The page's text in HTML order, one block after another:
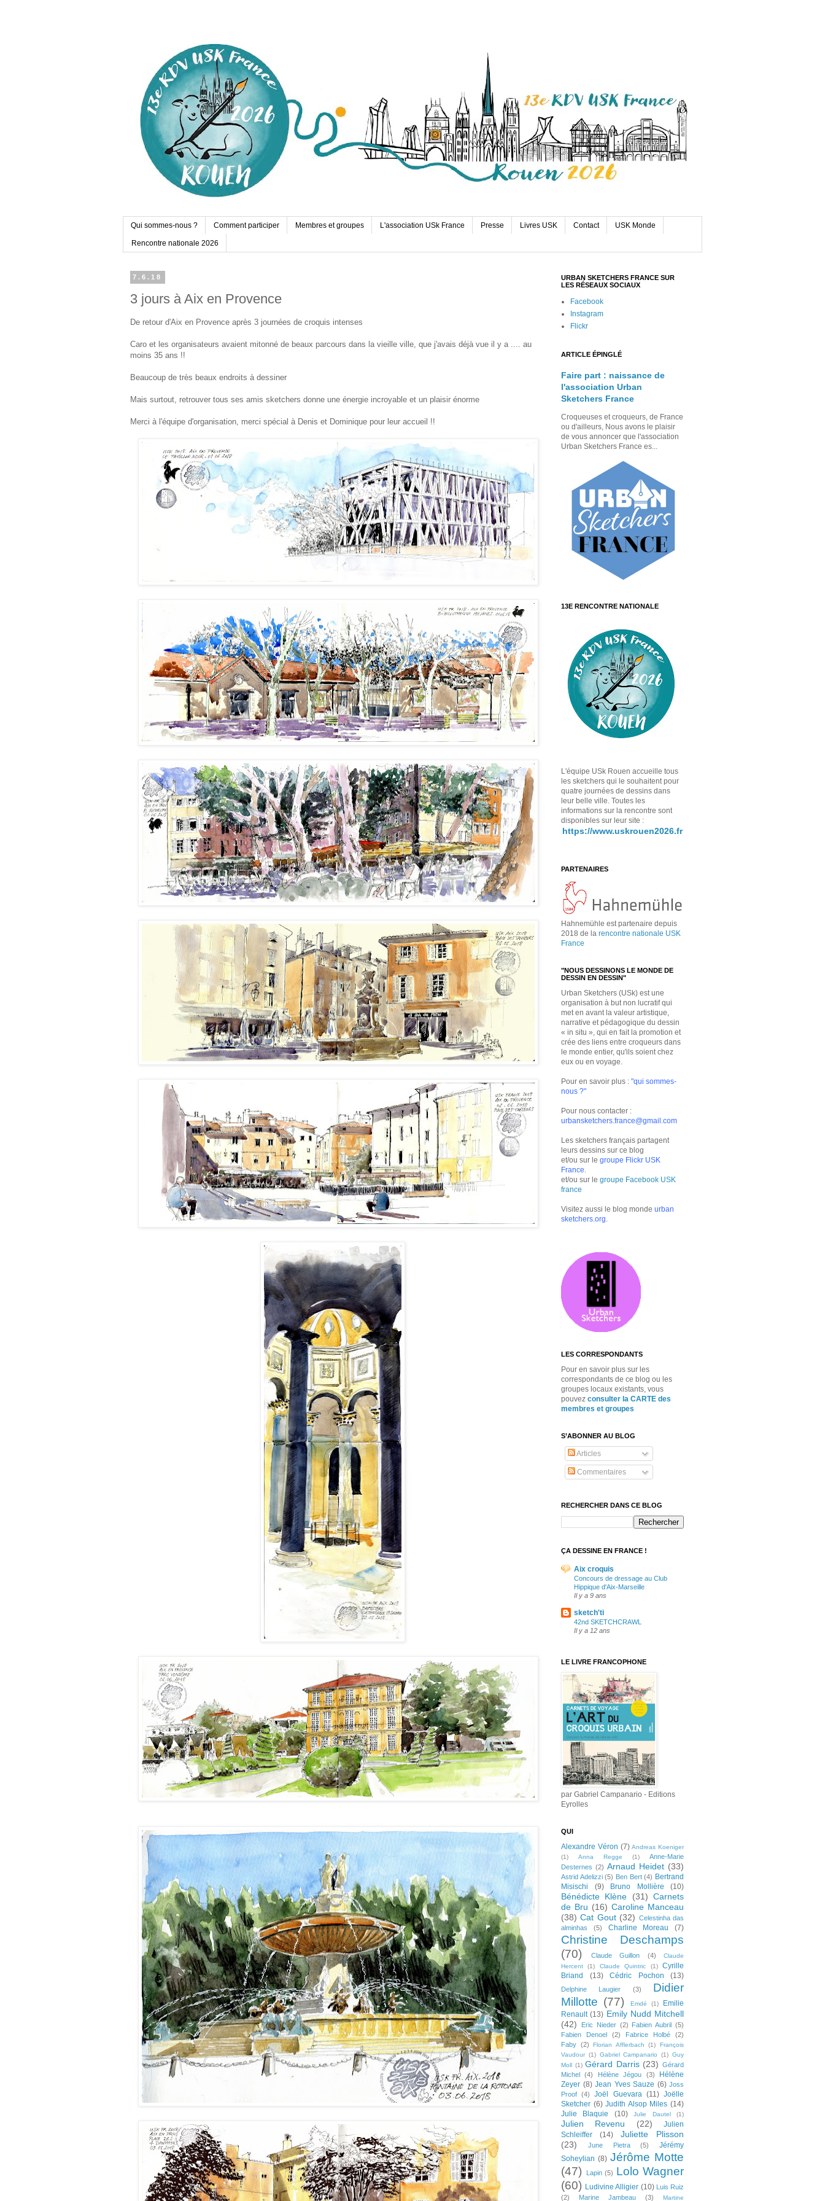
Qui sommes-nous ? Comment participer Membres et groupes L'association USk France Presse Livres USK Contact USK Monde
Rencontre nationale 2026
7.6.18
3 jours à Aix en Provence
De retour d'Aix en Provence après 3 journées de croquis intenses
Caro et les organisateurs avaient mitonné de beaux parcours dans la vieille ville, que j'avais déjà vue il y a .... au
moins 35 ans !!
Beaucoup de très beaux endroits à dessiner
Mais surtout, retrouver tous ses amis sketchers donne une énergie incroyable et un plaisir énorme
Merci à l'équipe d'organisation, merci spécial à Denis et Dominique pour leur accueil !!
URBAN SKETCHERS FRANCE SUR
LES RÉSEAUX SOCIAUX
Facebook
Instagram
Flickr
ARTICLE ÉPINGLÉ
Faire part : naissance de
l'association Urban
Sketchers France
Croqueuses et croqueurs, de France
ou d'ailleurs, Nous avons le plaisir
de vous annoncer que l'association
Urban Sketchers France es...
13E RENCONTRE NATIONALE
L'équipe USk Rouen accueille tous
les sketchers qui le souhaitent pour
quatre journées de dessins dans
leur belle ville. Toutes les
informations sur la rencontre sont
disponibles sur leur site :
https://www.uskrouen2026.fr
PARTENAIRES
Hahnemühle est partenaire depuis
2018 de la rencontre nationale USK
France
"NOUS DESSINONS LE MONDE DE
DESSIN EN DESSIN"
Urban Sketchers (USk) est une
organisation à but non lucratif qui
met en avant la valeur artistique,
narrative et pédagogique du dessin
« in situ », qui en fait la promotion et
crée des liens entre croqueurs dans
le monde entier, qu'ils soient chez
eux ou en voyage.
Pour en savoir plus : "qui sommes-
nous ?"
Pour nous contacter :
urbansketchers.france@gmail.com
Les sketchers français partagent
leurs dessins sur ce blog
et/ou sur le groupe Flickr USK
France
et/ou sur le groupe Facebook USK
france
Visitez aussi le blog monde urban
sketchers.org
LES CORRESPONDANTS
Pour en savoir plus sur les
correspondants de ce blog ou les
groupes locaux existants, vous
pouvez consulter la CARTE des
membres et groupes
S’ABONNER AU BLOG
Articles
Commentaires
RECHERCHER DANS CE BLOG
ÇA DESSINE EN FRANCE !
Aix croquis
Concours de dressage au Club
Hippique d'Aix-Marseille
Il y a 9 ans
sketch'ti
42nd SKETCHCRAWL
Il y a 12 ans
LE LIVRE FRANCOPHONE
par Gabriel Campanario - Editions
Eyrolles
QUI
Alexandre Véron (7) Andreas Koeniger
(1)
Anna Regge (1)
Anne-Marie
Desternes (2) Arnaud Heidet (33)
Astrid Adelizzi (5) Ben Bert (4) Bertrand
Misischi
(9) Bruno Mollière (10)
Bénédicte Klène (31) Carnets
de Bru (16) Caroline Manceau
(38) Cat Gout (32) Celestinha das
alminhas
(5) Charline Moreau (7)
Christine Deschamps
(70)
Claude Guillon (4)
Claude
Hercent
(1) Claude Quintric (1)
Cyrille
Briand
(13) Cédric Pochon (13)
Delphine Laugier (3)
Didier
Millotte (77) Emdé (1)
Emilie
Renault (13) Emily Nudd Mitchell
(42)
Eric Nieder (2) Fabien Aubril (5)
Fabien Denoel
(2) Fabrice Holbé
(2)
Faby (2) Florian Afflerbach (1)
François
Vaudour (1) Gabriel Campanario (1) Guy
Moll (1) Gérard Darris (23) Gérard
Michel
(4) Hélène Jégou (3)
Hélène
Zeyer (8) Jean Yves Sauze (6) Joss
Proof
(4) Joël Guevara (11) Joëlle
Sketcher (6) Judith Alsop Miles (14)
Julie Blaquie
(10) Julie Dautel (1)
Julien Revenu (22)
Julien
Schleiffer
(14)
Juliette Plisson
(23)
June Pietra (5)
Jérémy
Soheylian (8) Jérôme Motte
(47)
Lapin (5) Lolo Wagner
(60) Ludivine Alligier (10) Luis Ruiz
(2)
Marine Jambeau (3) Martine